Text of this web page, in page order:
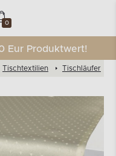
0
Eur Produktwert!
Tischtextilien Tischläufer